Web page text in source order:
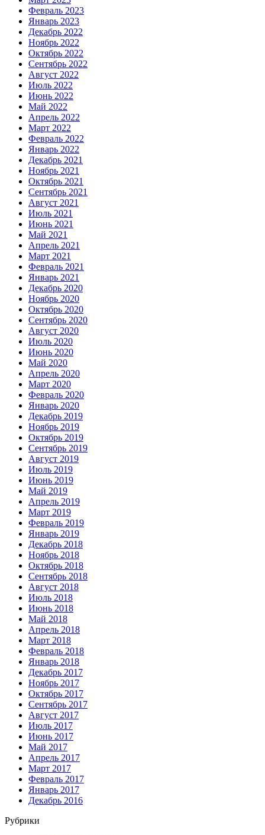
Февраль 2023
Январь 2023
Декабрь 2022
Ноябрь 2022
Октябрь 2022
Сентябрь 2022
Август 2022
Июль 2022
Июнь 2022
Май 2022
Апрель 2022
Март 2022
Февраль 2022
Январь 2022
Декабрь 2021
Ноябрь 2021
Октябрь 2021
Сентябрь 2021
Август 2021
Июль 2021
Июнь 2021
Май 2021
Апрель 2021
Март 2021
Февраль 2021
Январь 2021
Декабрь 2020
Ноябрь 2020
Октябрь 2020
Сентябрь 2020
Август 2020
Июль 2020
Июнь 2020
Май 2020
Апрель 2020
Март 2020
Февраль 2020
Январь 2020
Декабрь 2019
Ноябрь 2019
Октябрь 2019
Сентябрь 2019
Август 2019
Июль 2019
Июнь 2019
Май 2019
Апрель 2019
Март 2019
Февраль 2019
Январь 2019
Декабрь 2018
Ноябрь 2018
Октябрь 2018
Сентябрь 2018
Август 2018
Июль 2018
Июнь 2018
Май 2018
Апрель 2018
Март 2018
Февраль 2018
Январь 2018
Декабрь 2017
Ноябрь 2017
Октябрь 2017
Сентябрь 2017
Август 2017
Июль 2017
Июнь 2017
Май 2017
Апрель 2017
Март 2017
Февраль 2017
Январь 2017
Декабрь 2016
Рубрики